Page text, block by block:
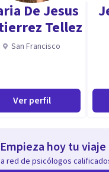
De Jesus
Tellez
San Francisco
Ver perfil
Empieza hoy tu
red de psicólogos